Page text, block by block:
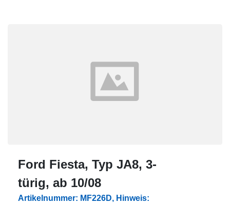
Ford Fiesta, Typ JA8, 3-
türig, ab 10/08
Artikelnummer: MF226D, Hinweis: